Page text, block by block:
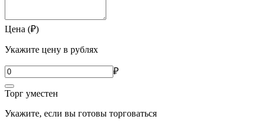
Цена (₽)
Укажите цену в рублях
₽
Торг уместен
Укажите, если вы готовы торговаться